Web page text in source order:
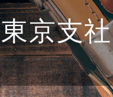
京支社